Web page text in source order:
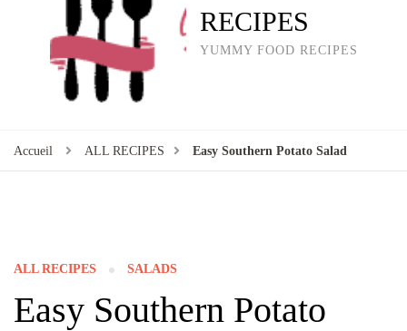
RECIPES
YUMMY FOOD RECIPES
Accueil ALL RECIPES Easy Southern Potato Salad
ALL RECIPES SALADS
Easy Southern Potato